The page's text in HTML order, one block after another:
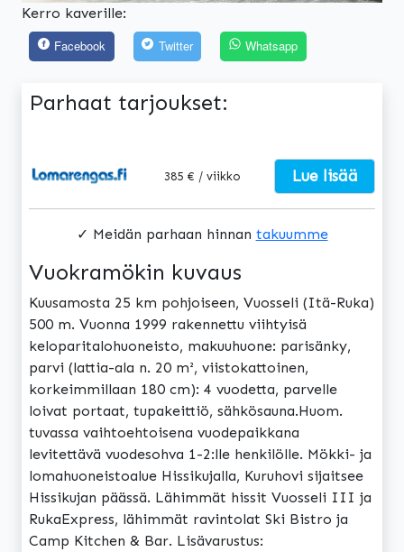
Kerro kaverille:
Facebook
Twitter Whatsapp
Parhaat tarjoukset:
385 € / viikko Lue lisää
✓ Meidän parhaan hinnan takuumme
Vuokramökin kuvaus
Kuusamosta 25 km pohjoiseen, Vuosseli (Itä-Ruka)
500 m. Vuonna 1999 rakennettu viihtyisä
keloparitalohuoneisto, makuuhuone: parisänky,
parvi (lattia-ala n. 20 m², viistokattoinen,
korkeimmillaan 180 cm): 4 vuodetta, parvelle
loivat portaat, tupakeittiö, sähkösauna.Huom.
tuvassa vaihtoehtoisena vuodepaikkana
levitettävä vuodesohva 1-2:lle henkilölle. Mökki- ja
lomahuoneistoalue Hissikujalla, Kuruhovi sijaitsee
Hissikujan päässä. Lähimmät hissit Vuosseli III ja
RukaExpress, lähimmät ravintolat Ski Bistro ja
Camp Kitchen & Bar. Lisävarustus: